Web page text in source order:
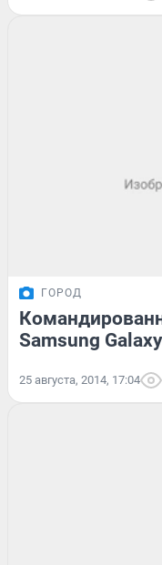
ГОРОД
Samsung
25 августа, 2014, 17:04